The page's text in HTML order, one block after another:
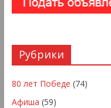
Рубрики
80 лет Победе (74)
Афиша (59)